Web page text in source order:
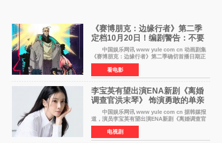
《赛博朋克：边缘行者》第二季
定档10月20日！编剧警告：不要
对角色投入太深
中国娱乐网讯 www yule com cn 动画剧集
《赛博朋克：边缘行者》第二季确切首播日期正
式敲定——将于10月20日在Netflix全球上线。此
前，Netflix韩国官方账号曾短暂出现这一日期信
息，随后迅
看电影
李宝英有望出演ENA新剧《离婚
调查官洪末琴》 饰演勇敢的单亲
妈妈家事调查官
中国娱乐网讯 www yule com cn 据韩媒报
道，演员李宝英有望出演ENA新剧《离婚调查官
洪末琴》女主角，引发观众期待。 李宝英在
剧中饰演家庭法院家事调查官洪末琴一角——即
使在极限状况
电视剧